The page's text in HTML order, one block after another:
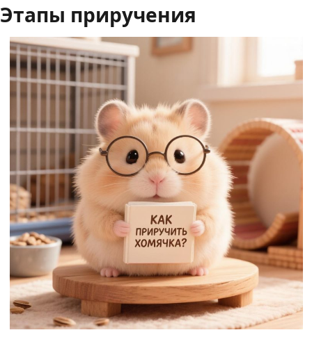
Этапы приручения